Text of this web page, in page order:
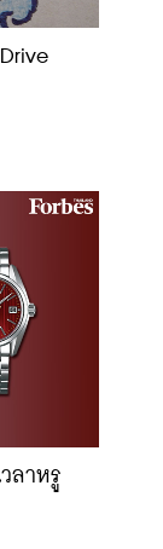
ลาหรู